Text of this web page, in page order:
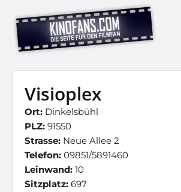
Visioplex
Ort: Dinkelsbühl
PLZ: 91550
Strasse: Neue Allee 2
Telefon: 09851/5891460
Leinwand: 10
Sitzplatz: 697